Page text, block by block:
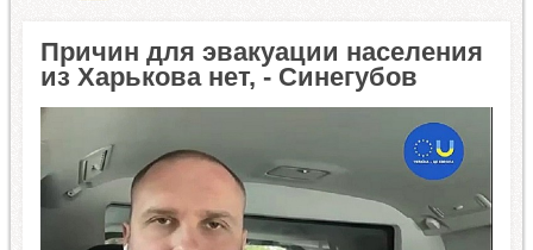
Причин для эвакуации населения
из Харькова нет, - Синегубов